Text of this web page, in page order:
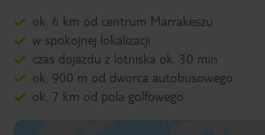
ok. 6 km od centrum Marrakeszu
w spokojnej lokalizacji
czas dojazdu z lotniska ok. 30 min
ok. 900 m od dworca autobusowego
ok. 7 km od pola golfowego